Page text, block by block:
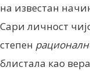
на известан
Сари личност
степен
блистала као